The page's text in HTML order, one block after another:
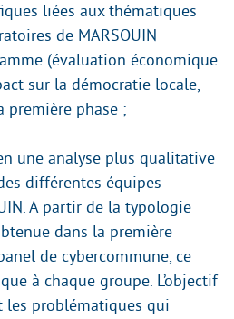
liées aux thématiques
de MARSOUIN
(évaluation économique
sur la démocratie locale,
première phase ;
une analyse plus qualitative
différentes équipes
A partir de la typologie
dans la première
de cybercommune, ce
à chaque groupe. L’objectif
les problématiques qui